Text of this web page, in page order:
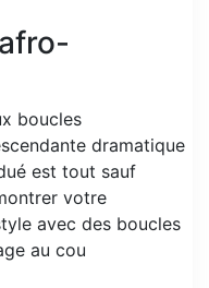
boucles
dramatique
est tout sauf
votre
avec des boucles
au cou